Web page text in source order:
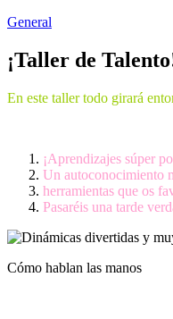
General
¡Taller de
En este taller todo girará
¡Aprendizajes súper
Un autoconocimiento
herramientas que os
Pasaréis una tarde
Cómo hablan las manos